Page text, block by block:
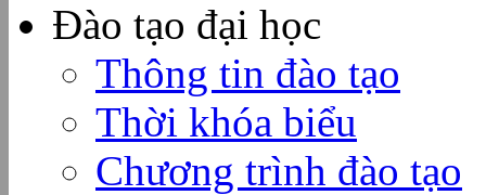
Đào tạo đại học
Thông tin đào tạo
Thời khóa biểu
Chương trình đào tạo